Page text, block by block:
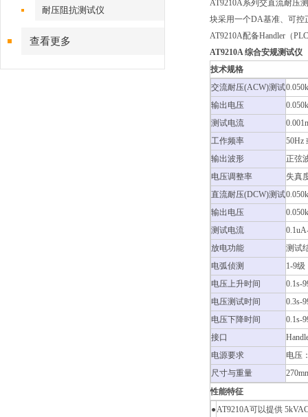
耐压阻抗测试仪
查看更多
AT9210A系列交直流耐压
块采用一个DA基准、可控
AT9210A配备Handler（
AT9210A 综合安规测试仪
技术规格
交流耐压(ACW)测试
输出电压
测试电流
工作频率
50Hz
输出波形
正弦
电压调整率
失真
直流耐压(DCW)测试
输出电压
测试电流
放电功能
测试
电弧侦测
1-9
电压上升时间
0.1s-
电压测试时间
0.3s-
电压下降时间
0.1s-
接口
电源要求
电压
尺寸与重量
性能特征
●AT9210A可以提供